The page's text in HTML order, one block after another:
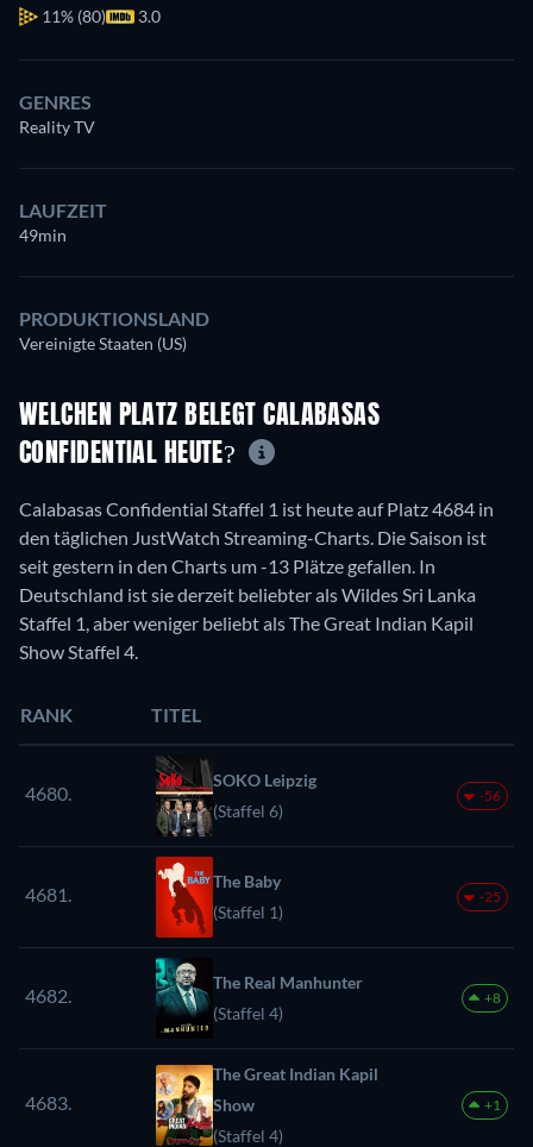
11% (80) 3.0
GENRES
Reality TV
LAUFZEIT
49min
PRODUKTIONSLAND
Vereinigte Staaten (US)
WELCHEN PLATZ BELEGT CALABASAS
CONFIDENTIAL HEUTE?
Calabasas Confidential Staffel 1 ist heute auf Platz 4684 in
den täglichen JustWatch Streaming-Charts. Die Saison ist
seit gestern in den Charts um -13 Plätze gefallen. In
Deutschland ist sie derzeit beliebter als Wildes Sri Lanka
Staffel 1, aber weniger beliebt als The Great Indian Kapil
Show Staffel 4.
RANK TITEL
4680.
SOKO Leipzig
(Staffel 6)
-56
4681.
The Baby
(Staffel 1)
-25
4682.
The Real Manhunter
(Staffel 4)
+8
4683.
The Great Indian Kapil
Show
(Staffel 4)
+1